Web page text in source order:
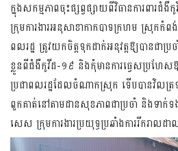
ក្នុងសកម្មភាពចុះផ្សព្វផ្សាយ​ពី​វិធាន​​ការពារ​
ក្រុមការងារ​អនុសាខាកាក​បាទក្រហម​ ​ស្រុកកំ
ពលរដ្ឋ ត្រូវ​យក​ចិត្តទុកដាក់​អនុវត្តឱ្យ​បានជា​ប្រច
ខ្លួន​ពីជំងឺ​កូវីដ-១៩ និង​កុំ​មាន​ការ​ធ្វេស​ប្រហែ
ប្រជាពលរដ្ឋដែលចំណាកស្រុក ទើបបានវិល
ពួក​គាត់​នៅ​តាម​ដាន​​សុខភាពជាប្រចាំ និង​ទាក់ទ
សេស ក្រុមការងារ​ប្រយុទ្ធប្រ​ឆាំង​​ការ​រីករាល​​